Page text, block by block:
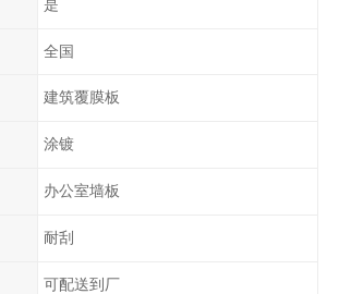
是
全国
建筑覆膜板
涂镀
办公室墙板
耐刮
可配送到厂